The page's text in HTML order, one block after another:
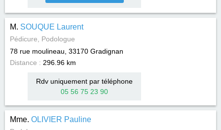
M. SOUQUE Laurent
Pédicure, Podologue
78 rue moulineau, 33170 Gradignan
Distance : 296.96 km
Rdv uniquement par téléphone
05 56 75 23 90
Mme. OLIVIER Pauline